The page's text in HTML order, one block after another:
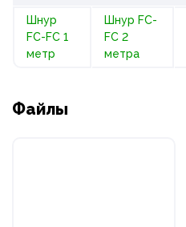
Шнур
FC-FC 1
метр
Шнур FC-
FC 2
метра
Файлы